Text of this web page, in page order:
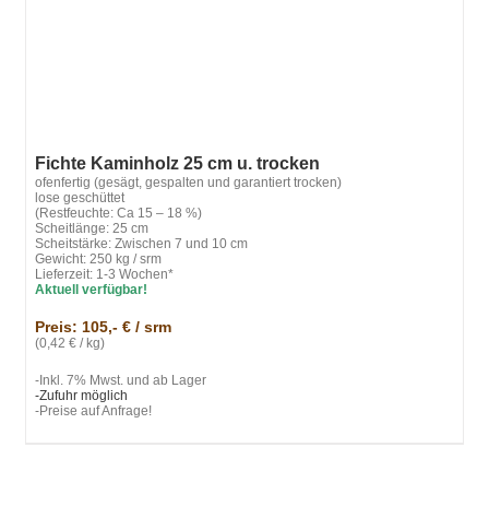
Fichte Kaminholz 25 cm u. trocken
ofenfertig (gesägt, gespalten und garantiert trocken)
lose geschüttet
(Restfeuchte: Ca 15 – 18 %)
Scheitlänge: 25 cm
Scheitstärke: Zwischen 7 und 10 cm
Gewicht: 250 kg / srm
Lieferzeit: 1-3 Wochen*
Aktuell verfügbar!
Preis: 105,- € / srm
(0,42 € / kg)
-Inkl. 7% Mwst. und ab Lager
-Zufuhr möglich
-Preise auf Anfrage!